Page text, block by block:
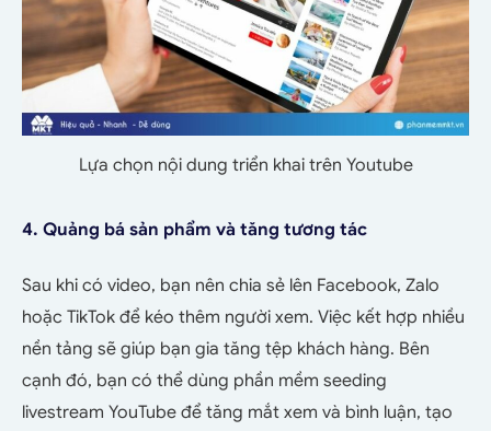
Lựa chọn nội dung triển khai trên Youtube
4. Quảng bá sản phẩm và tăng tương tác
Sau khi có video, bạn nên chia sẻ lên Facebook, Zalo
hoặc TikTok để kéo thêm người xem. Việc kết hợp nhiều
nền tảng sẽ giúp bạn gia tăng tệp khách hàng. Bên
cạnh đó, bạn có thể dùng phần mềm seeding
livestream YouTube để tăng mắt xem và bình luận, tạo